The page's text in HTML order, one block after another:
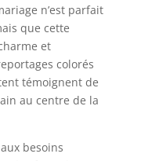
n’est parfait
que cette
et
colorés
témoignent de
au centre de la
besoins